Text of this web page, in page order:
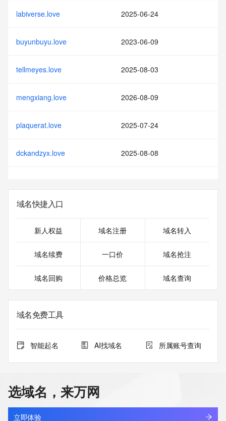
labiverse.love 2025-06-24
buyunbuyu.love 2023-06-09
tellmeyes.love 2025-08-03
mengxiang.love 2026-08-09
plaquerat.love 2025-07-24
dckandzyx.love 2025-08-08
域名快捷入口
新人权益 域名注册 域名转入
域名续费 一口价 域名抢注
域名回购 价格总览 域名查询
域名免费工具
智能起名 AI找域名 所属账号查询
选域名，来万网
立即体验